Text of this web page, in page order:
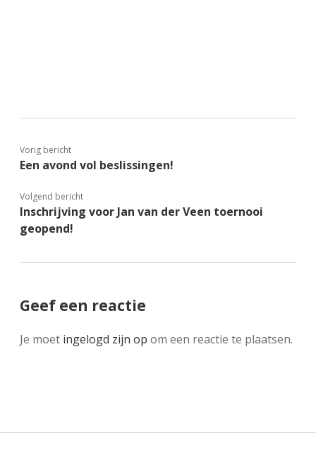
Vorig bericht
Een avond vol beslissingen!
Volgend bericht
Inschrijving voor Jan van der Veen toernooi
geopend!
Geef een reactie
Je moet ingelogd zijn op om een reactie te plaatsen.